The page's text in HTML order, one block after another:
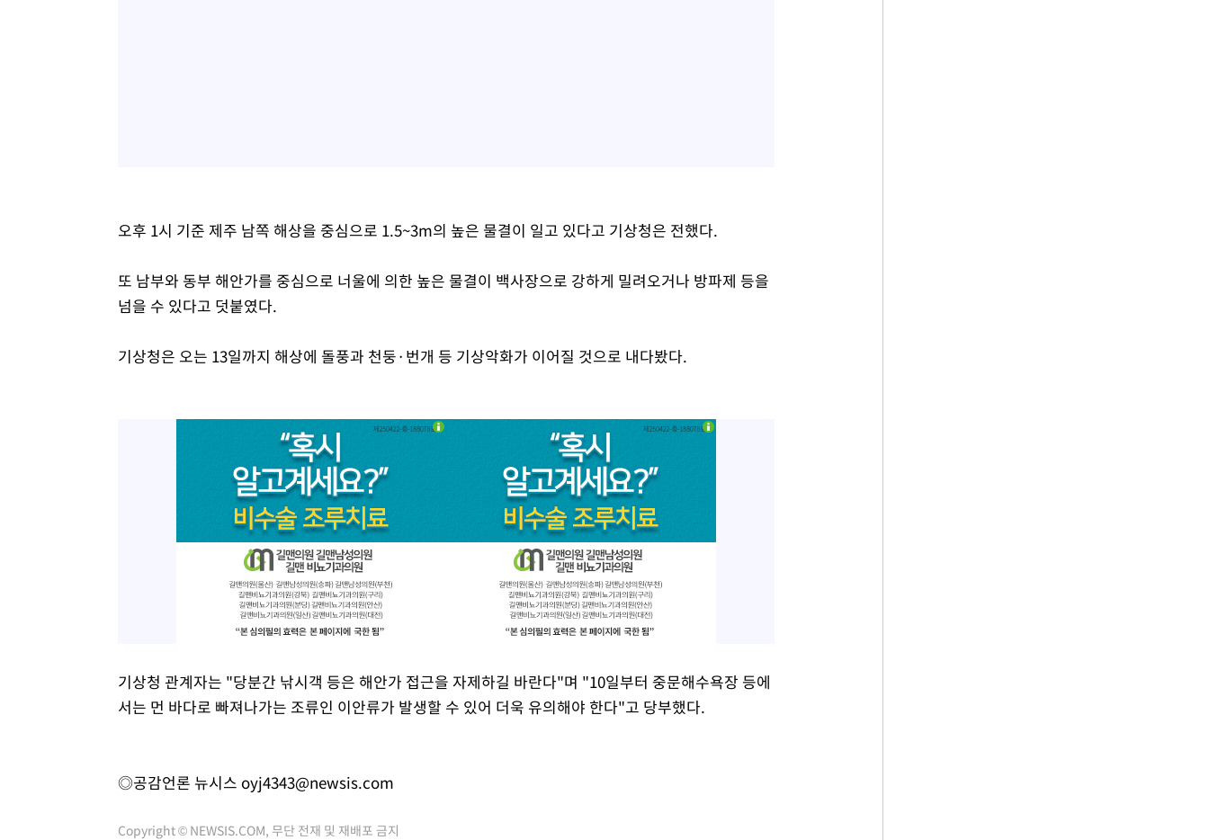
오후 1시 기준 제주 남쪽 해상을 중심으로 1.5~3m의 높은 물결이 일고 있다고 기상청은 전했다.
또 남부와 동부 해안가를 중심으로 너울에 의한 높은 물결이 백사장으로 강하게 밀려오거나 방파제 등을
넘을 수 있다고 덧붙였다.
기상청은 오는 13일까지 해상에 돌풍과 천둥·번개 등 기상악화가 이어질 것으로 내다봤다.
기상청 관계자는 "당분간 낚시객 등은 해안가 접근을 자제하길 바란다"며 "10일부터 중문해수욕장 등에
서는 먼 바다로 빠져나가는 조류인 이안류가 발생할 수 있어 더욱 유의해야 한다"고 당부했다.
◎공감언론 뉴시스 oyj4343@newsis.com
Copyright © NEWSIS.COM, 무단 전재 및 재배포 금지